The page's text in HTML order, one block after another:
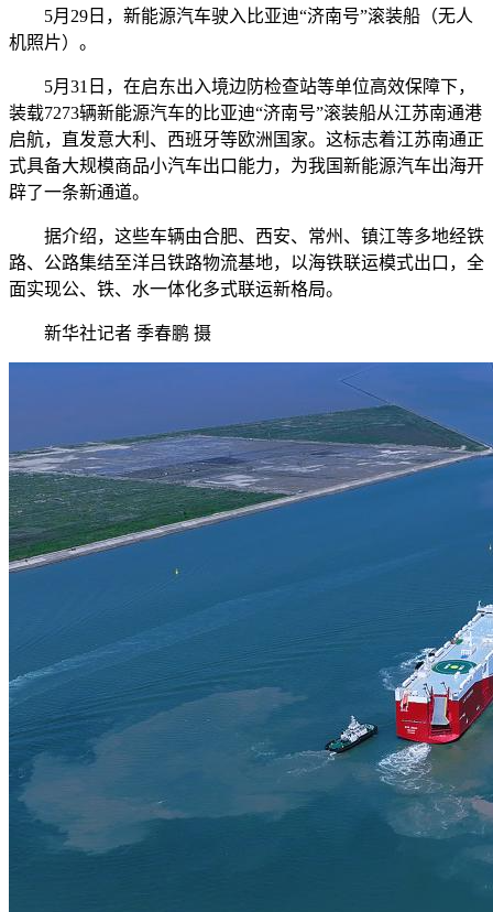
5月29日，新能源汽车驶入比亚迪“济南号”滚装船（无人
机照片）。
5月31日，在启东出入境边防检查站等单位高效保障下，
装载7273辆新能源汽车的比亚迪“济南号”滚装船从江苏南通港
启航，直发意大利、西班牙等欧洲国家。这标志着江苏南通正
式具备大规模商品小汽车出口能力，为我国新能源汽车出海开
辟了一条新通道。
据介绍，这些车辆由合肥、西安、常州、镇江等多地经铁
路、公路集结至洋吕铁路物流基地，以海铁联运模式出口，全
面实现公、铁、水一体化多式联运新格局。
新华社记者 季春鹏 摄